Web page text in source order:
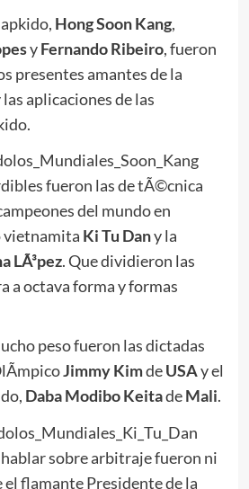
Hong Soon Kang,
yFernando Ribeiro, fueron
presentes amantes de la
aplicaciones de las
fueron las de tÃ©cnica
del mundo en
vietnamita Ki Tu Dany la
LÃ³pez. Que dividieron las
a octava forma y formas
peso fueron las dictadas
Jimmy KimdeUSAy el
Daba Modibo KeitadeMali.
hablar sobre arbitraje fueron ni
el flamante Presidente de la